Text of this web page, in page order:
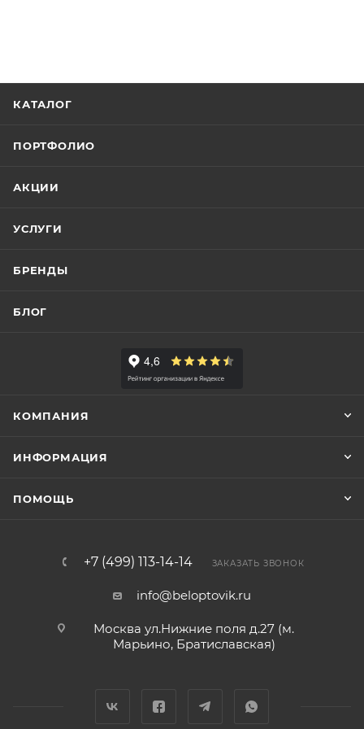
КАТАЛОГ
ПОРТФОЛИО
АКЦИИ
УСЛУГИ
БРЕНДЫ
БЛОГ
КОМПАНИЯ
ИНФОРМАЦИЯ
ПОМОЩЬ
+7 (499) 113-14-14 ЗАКАЗАТЬ ЗВОНОК
info@beloptovik.ru
Москва ул.Нижние поля д.27 (м.
Марьино, Братиславская)